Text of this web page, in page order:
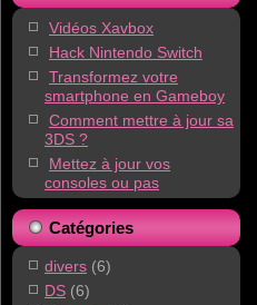
Vidéos Xavbox
Hack Nintendo Switch
Transformez votre
smartphone en Gameboy
Comment mettre à jour sa
3DS ?
Mettez à jour vos
consoles ou pas
Catégories
divers (6)
DS (6)